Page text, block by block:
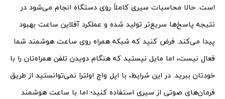
است. حالا محاسبات سیری کاملاً روی دستگاه انجام می‌شود در
نتیجه پاسخ‌ها سریع‌تر تولید شده و عملکرد آفلاین ساعت بهبود
پیدا می‌کند. فرض کنید که شبکه همراه روی ساعت هوشمند شما
فعال نیست، اما مایل نیستید که هنگام دویدن تلفن همراه‌تان را با
خودتان ببرید. در این شرایط، با اپل واچ اولترا نمی‌توانستید از طریق
فرمان‌های صوتی از سیری استفاده کنید؛ اما با ساعت هوشمند